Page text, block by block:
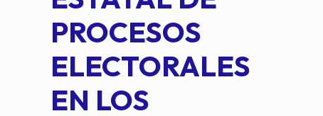
PROCESOS
ELECTORALES
EN LOS